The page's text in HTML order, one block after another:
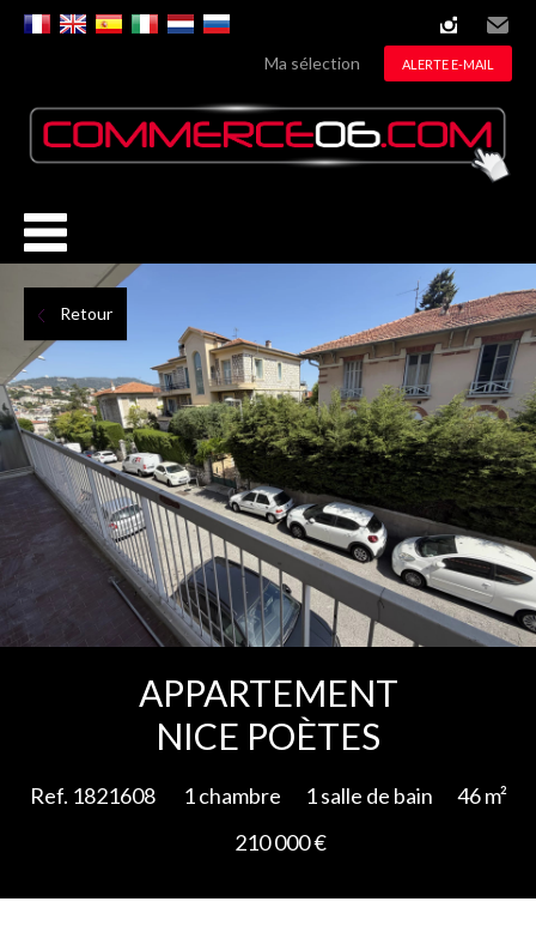
instagram
Email
Ma sélection ALERTE E-MAIL
Retour
APPARTEMENT
NICE POÈTES
Ref. 1821608 1 chambre 1 salle de bain
46 m²
210 000 €